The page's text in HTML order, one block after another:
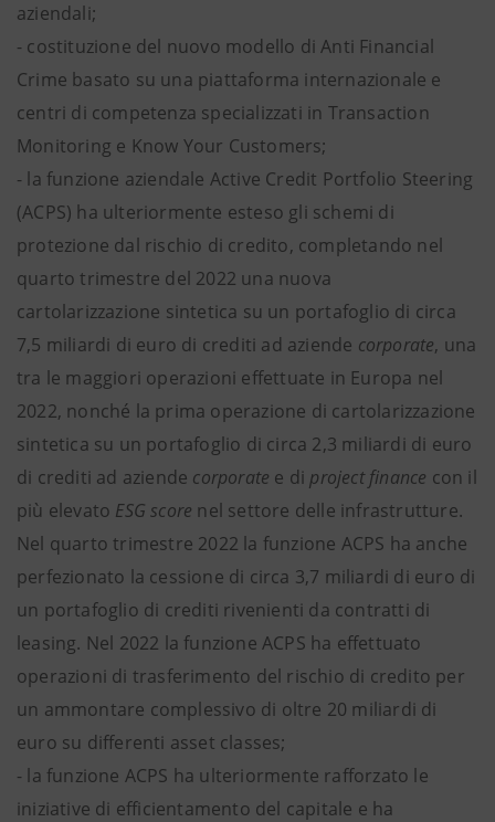
aziendali;
- costituzione del nuovo modello di Anti Financial
Crime basato su una piattaforma internazionale e
centri di competenza specializzati in Transaction
Monitoring e Know Your Customers;
- la funzione aziendale Active Credit Portfolio Steering
(ACPS) ha ulteriormente esteso gli schemi di
protezione dal rischio di credito, completando nel
quarto trimestre del 2022 una nuova
cartolarizzazione sintetica su un portafoglio di circa
7,5 miliardi di euro di crediti ad aziende corporate, una
tra le maggiori operazioni effettuate in Europa nel
2022, nonché la prima operazione di cartolarizzazione
sintetica su un portafoglio di circa 2,3 miliardi di euro
di crediti ad aziende corporate e di project finance con il
più elevato ESG score nel settore delle infrastrutture.
Nel quarto trimestre 2022 la funzione ACPS ha anche
perfezionato la cessione di circa 3,7 miliardi di euro di
un portafoglio di crediti rivenienti da contratti di
leasing. Nel 2022 la funzione ACPS ha effettuato
operazioni di trasferimento del rischio di credito per
un ammontare complessivo di oltre 20 miliardi di
euro su differenti asset classes;
- la funzione ACPS ha ulteriormente rafforzato le
iniziative di efficientamento del capitale e ha